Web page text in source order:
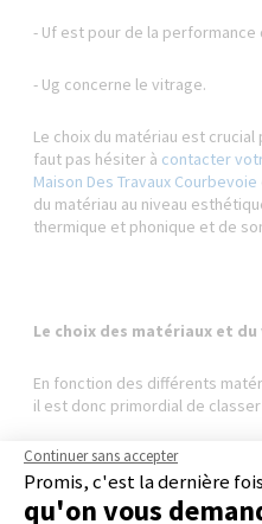
- Uf est pour de la performance
- Ug concerne le vitrage.
Le choix du matériau est
faut pas hésiter à contacter
Maison Des Travaux Courbevoie
du matériau au niveau
thermique et phonique et de
Le choix des matériaux et
En fonction des différents
il est donc primordial de
Pour une plus grande isolation
fenêtre en boisou unefenêtre
aluminium.
Continuer sans accepter
Promis, c'est la dernière fois
qu'on vous